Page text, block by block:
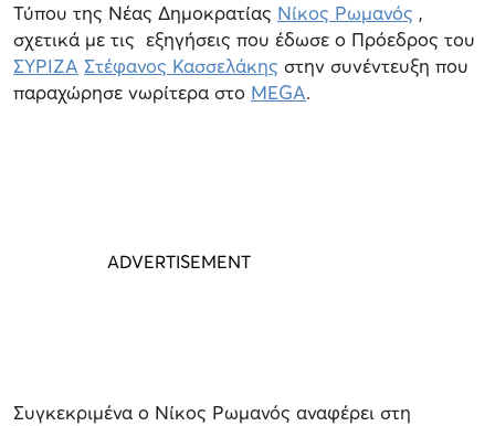
Τύπου της Νέας Δημοκρατίας Νίκος Ρωμανός ,
σχετικά με τις εξηγήσεις που έδωσε ο Πρόεδρος του
ΣΥΡΙΖΑ Στέφανος Κασσελάκης στην συνέντευξη που
παραχώρησε νωρίτερα στο MEGA.
Συγκεκριμένα ο Νίκος Ρωμανός αναφέρει στη